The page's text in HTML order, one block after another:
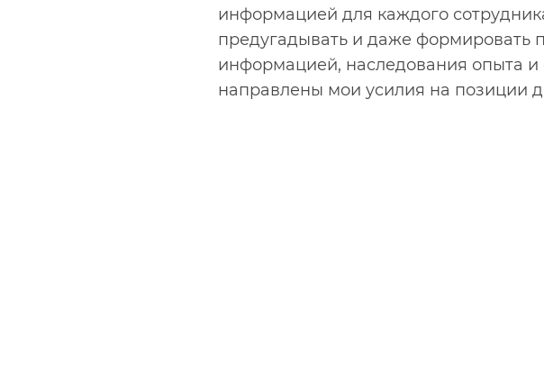
информацией для каждого
предугадывать и даже формировать
информацией, наследования опыта и
направлены мои усилия на позиции